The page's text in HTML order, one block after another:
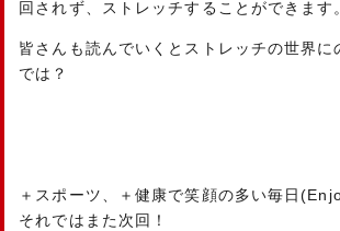
回されず、ストレッチすることができます
皆さんも読んでいくとストレッチの世界に
では？
＋スポーツ、＋健康で笑顔の多い毎日
それではまた次回！